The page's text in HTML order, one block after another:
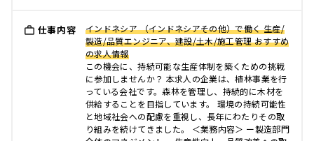
仕事内容
インドネシア （インドネシアその他）で働く 生産/
製造/品質エンジニア、建設/土木/施工管理 おすすめ
の求人情報
この機会に、持続可能な生産体制を築くための挑戦
に参加しませんか？ 本求人の企業は、植林事業を行
っている会社です。森林を管理し、持続的に木材を
供給することを目指しています。 環境の持続可能性
と地域社会への配慮を重視し、長年にわたりその取
り組みを続けてきました。 ＜業務内容＞ ー製造部門